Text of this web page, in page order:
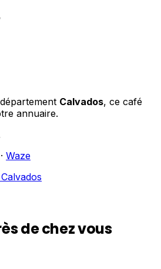
Calvados, ce café
annuaire.
· Waze
de chez vous